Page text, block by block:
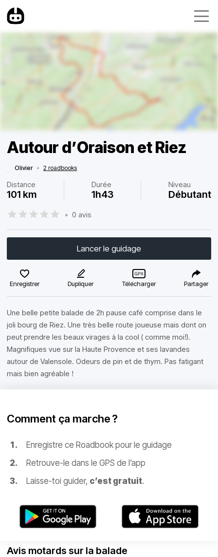
Autour d’Oraison et Riez
Olivier • 2 roadbooks
Distance
101 km
Durée
1h43
Niveau
Débutant
• 0 avis
Lancer le guidage
Enregistrer Dupliquer Télécharger Partager
Une belle petite balade de 2h pause café comprise dans le
joli bourg de Riez. Une très belle route joueuse mais dont on
peut prendre les beaux virages à la cool ( comme moi!).
Magnifiques vue sur la Haute Provence et ses lavandes
autour de Valensole. Odeurs de pin et de thym. Pas fatigant
mais bien agréable !
Comment ça marche ?
Enregistre ce Roadbook pour le guidage
Retrouve-le dans le GPS de l’app
Laisse-toi guider, c’est gratuit.
Avis motards sur la balade